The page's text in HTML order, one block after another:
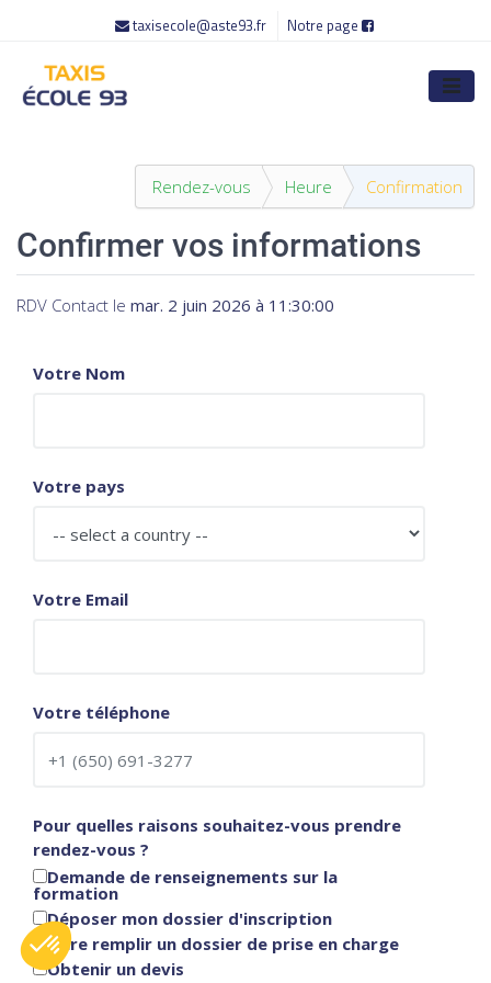
taxisecole@aste93.fr Notre page
Rendez-vous Heure Confirmation
Confirmer vos informations
RDV Contact le mar. 2 juin 2026 à 11:30:00
Votre Nom
Votre pays
Votre Email
Votre téléphone
Pour quelles raisons souhaitez-vous prendre
rendez-vous ?
Demande de renseignements sur la
formation
Déposer mon dossier d'inscription
Faire remplir un dossier de prise en charge
Obtenir un devis